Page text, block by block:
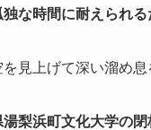
な時間に耐えられ
見上げて深い溜め
湯梨浜町文化大学の